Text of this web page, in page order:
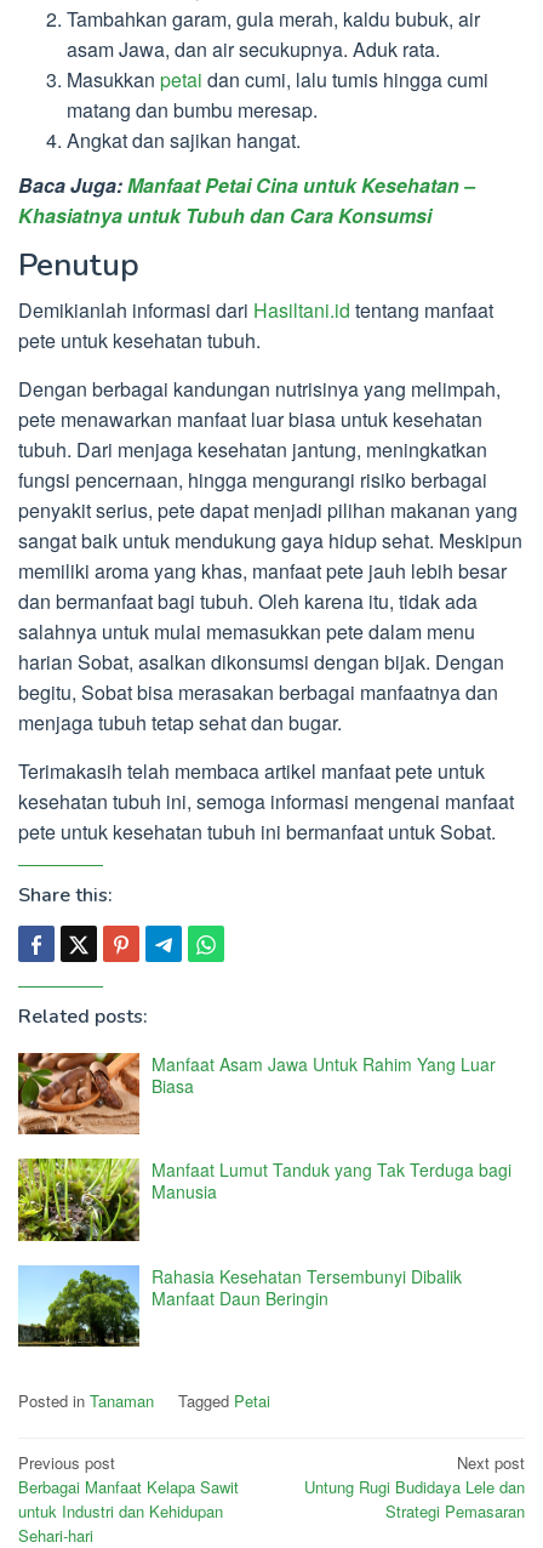
Tambahkan garam, gula merah, kaldu bubuk, air
asam Jawa, dan air secukupnya. Aduk rata.
Masukkan petai dan cumi, lalu tumis hingga cumi
matang dan bumbu meresap.
Angkat dan sajikan hangat.
Baca Juga:Manfaat Petai Cina untuk Kesehatan –
Khasiatnya untuk Tubuh dan Cara Konsumsi
Penutup
Demikianlah informasi dari Hasiltani.id tentang manfaat
pete untuk kesehatan tubuh.
Dengan berbagai kandungan nutrisinya yang melimpah,
pete menawarkan manfaat luar biasa untuk kesehatan
tubuh. Dari menjaga kesehatan jantung, meningkatkan
fungsi pencernaan, hingga mengurangi risiko berbagai
penyakit serius, pete dapat menjadi pilihan makanan yang
sangat baik untuk mendukung gaya hidup sehat. Meskipun
memiliki aroma yang khas, manfaat pete jauh lebih besar
dan bermanfaat bagi tubuh. Oleh karena itu, tidak ada
salahnya untuk mulai memasukkan pete dalam menu
harian Sobat, asalkan dikonsumsi dengan bijak. Dengan
begitu, Sobat bisa merasakan berbagai manfaatnya dan
menjaga tubuh tetap sehat dan bugar.
Terimakasih telah membaca artikel manfaat pete untuk
kesehatan tubuh ini, semoga informasi mengenai manfaat
pete untuk kesehatan tubuh ini bermanfaat untuk Sobat.
Share this:
Related posts:
Manfaat Asam Jawa Untuk Rahim Yang Luar
Biasa
Manfaat Lumut Tanduk yang Tak Terduga bagi
Manusia
Rahasia Kesehatan Tersembunyi Dibalik
Manfaat Daun Beringin
Posted in Tanaman Tagged Petai
Post
navigation
Previous post
Berbagai Manfaat Kelapa Sawit
untuk Industri dan Kehidupan
Sehari-hari
Next post
Untung Rugi Budidaya Lele dan
Strategi Pemasaran